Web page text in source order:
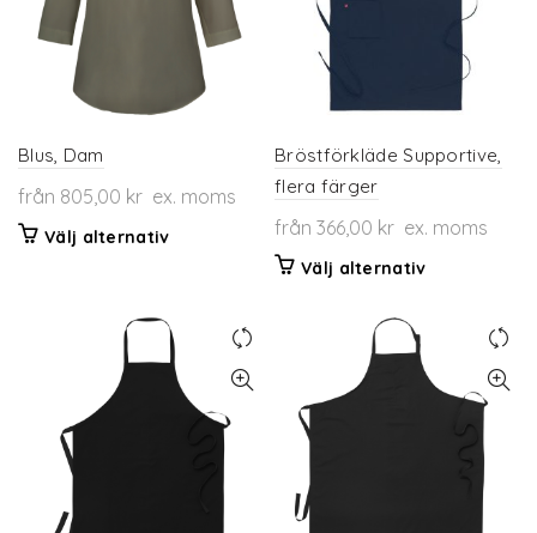
olika
alternativen
väljas
på
olika
alternativen
väljas
produktsidan
Blus, Dam
från 805,00 kr ex. moms
Välj alternativDen
flera
varianter.
De
olika
alternativen
Bröstförkläde Supportive,
flera färger
från 366,00 kr ex. moms
Välj alternativDen
flera
varianter.
alternativen